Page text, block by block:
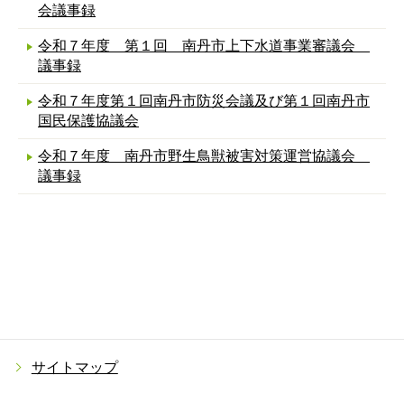
会議事録
令和７年度 第１回 南丹市上下水道事業審議会
議事録
令和７年度第１回南丹市防災会議及び第１回南丹市
国民保護協議会
令和７年度 南丹市野生鳥獣被害対策運営協議会
議事録
サイトマップ